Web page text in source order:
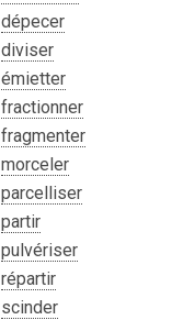
dépecer
diviser
émietter
fractionner
fragmenter
morceler
parcelliser
partir
pulvériser
répartir
scinder